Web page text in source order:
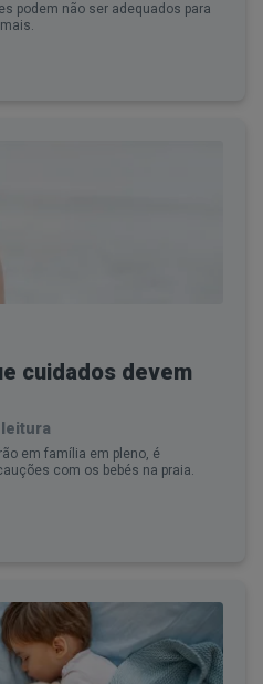
podem não ser adequados para
cuidados devem
leitura
em família em pleno, é
com os bebés na praia.